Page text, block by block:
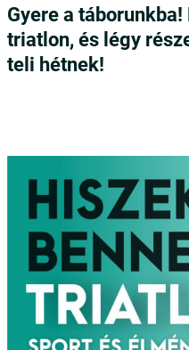
Gyere a
triatlon, és légy
teli hétnek!